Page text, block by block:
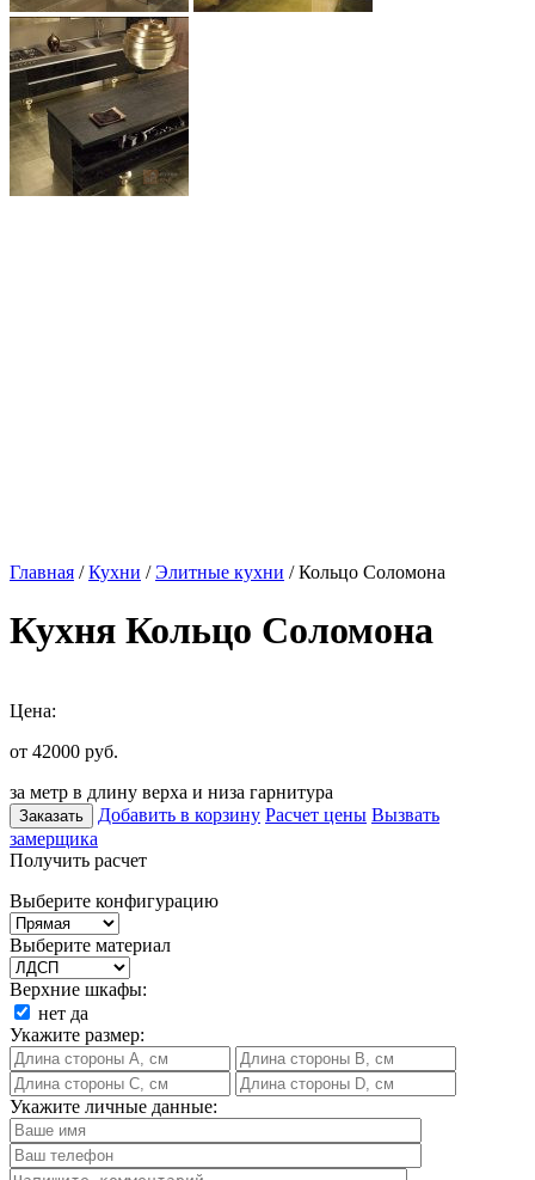
Главная /Кухни /Элитные кухни / Кольцо Соломона
Кухня Кольцо Соломона
Цена:
от 42000 руб.
за метр в длину верха и низа гарнитура
Заказать Добавить в корзину Расчет цены Вызвать
замерщика
Получить расчет
Выберите конфигурацию
Выберите материал
Верхние шкафы:
нет да
Укажите размер:
Укажите личные данные: